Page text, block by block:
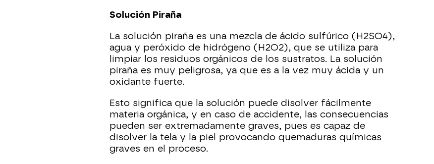
Solución Piraña
La solución piraña es una mezcla de ácido sulfúrico (H2SO4),
agua y peróxido de hidrógeno (H2O2), que se utiliza para
limpiar los residuos orgánicos de los sustratos. La solución
piraña es muy peligrosa, ya que es a la vez muy ácida y un
oxidante fuerte.
Esto significa que la solución puede disolver fácilmente
materia orgánica, y en caso de accidente, las consecuencias
pueden ser extremadamente graves, pues es capaz de
disolver la tela y la piel provocando quemaduras químicas
graves en el proceso.